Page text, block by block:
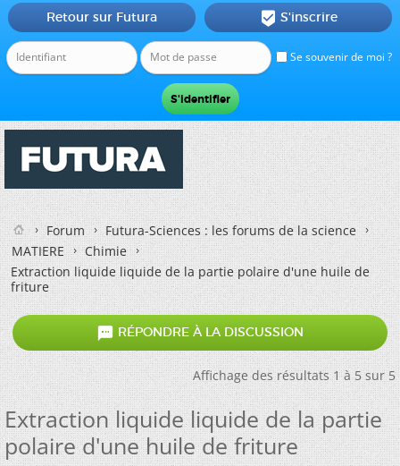
Se souvenir de moi ?
Retour sur Futura  S'inscrire
Forum
Futura-Sciences : les forums de la science
MATIERE
Chimie
Extraction liquide liquide de la partie polaire d'une huile de
friture
 RÉPONDRE À LA DISCUSSION
Affichage des résultats 1 à 5 sur 5
Extraction liquide liquide de la partie
polaire d'une huile de friture